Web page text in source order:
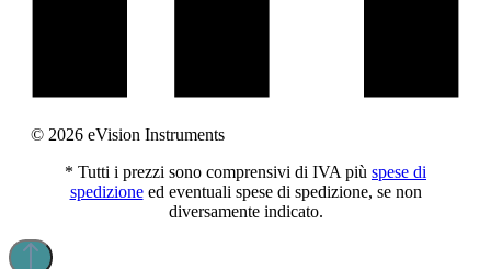
© 2026 eVision Instruments
* Tutti i prezzi sono comprensivi di IVA più spese di
spedizioneed eventuali spese di spedizione, se non
diversamente indicato.